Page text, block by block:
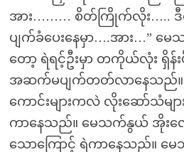
အား……… စိတ်ကြိုက်လိုး….. ဒီ
ပျက်ခံပေးနေမှာ….အား…”
တော့ ရဲရင့်ဦးမှာ တကိုယ်လုံး ရှိန်း
အဆက်မပျက်တတ်လာနေသည်။
ကောင်းများကလဲ လိုးဆော်သံ
ကာနေသည်။ မေသက်နွယ် အိုးလ
သောကြောင့် ရဲကာနေသည်။ မ